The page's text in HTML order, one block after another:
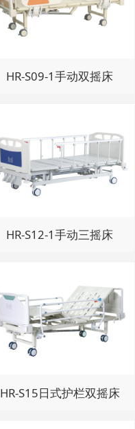
HR-S09-1手动双摇床
HR-S12-1手动三摇床
HR-S15日式护栏双摇床